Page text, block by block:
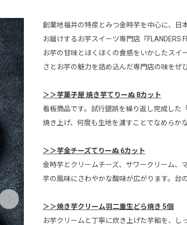
創業地福井の特産とみつ金時芋を中心に、日
お届けするお芋スイーツ専門店『FLANDERS
お芋の甘味とほくほくの食感をいかしたスイ
さとお芋の魅力を詰め込んだ専門店の味をぜ
＞＞芋菓子屋 焼き芋てりーぬ 8カット
看板商品です。試行錯誤を繰り返し完成した
焼き上げ、何度も生地を濾すことでなめらか
＞＞芋金チーズてりーぬ 6カット
金時芋とクリームチーズ、サワークリーム、
芋の風味にさわやかな酸味が広がります。台
＞＞焼き芋クリーム羽二重生どら焼き 5個
お芋クリームと丁寧に炊き上げた芋餡を、し